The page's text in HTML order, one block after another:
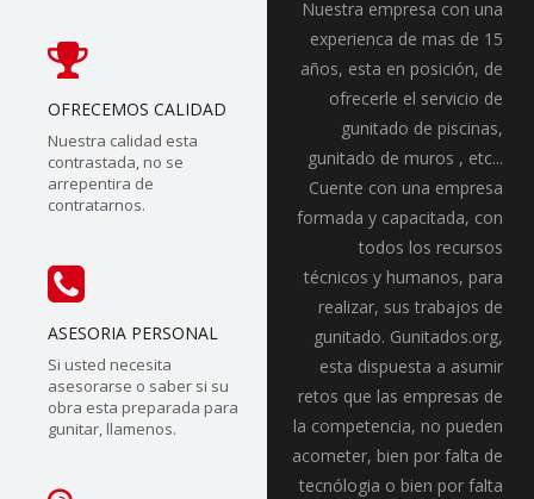
OFRECEMOS CALIDAD
Nuestra calidad esta
contrastada, no se
arrepentira de
contratarnos.
ASESORIA PERSONAL
Si usted necesita
asesorarse o saber si su
obra esta preparada para
gunitar, llamenos.
Nuestra empresa con una
experienca de mas de 15
años, esta en posición, de
ofrecerle el servicio de
gunitado de piscinas,
gunitado de muros , etc...
Cuente con una empresa
formada y capacitada, con
todos los recursos
técnicos y humanos, para
realizar, sus trabajos de
gunitado. Gunitados.org,
esta dispuesta a asumir
retos que las empresas de
la competencia, no pueden
acometer, bien por falta de
tecnólogia o bien por falta